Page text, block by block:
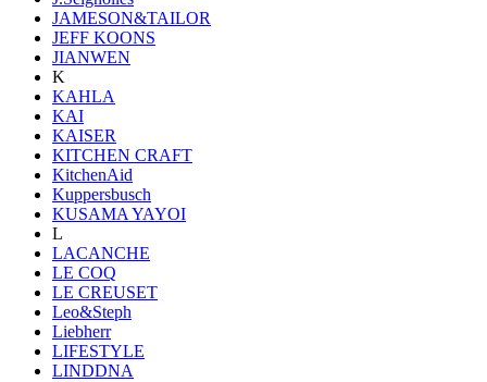
JAMESON&TAILOR
JEFF KOONS
JIANWEN
K
KAHLA
KAI
KAISER
KITCHEN CRAFT
KitchenAid
Kuppersbusch
KUSAMA YAYOI
L
LACANCHE
LE COQ
LE CREUSET
Leo&Steph
Liebherr
LIFESTYLE
LINDDNA